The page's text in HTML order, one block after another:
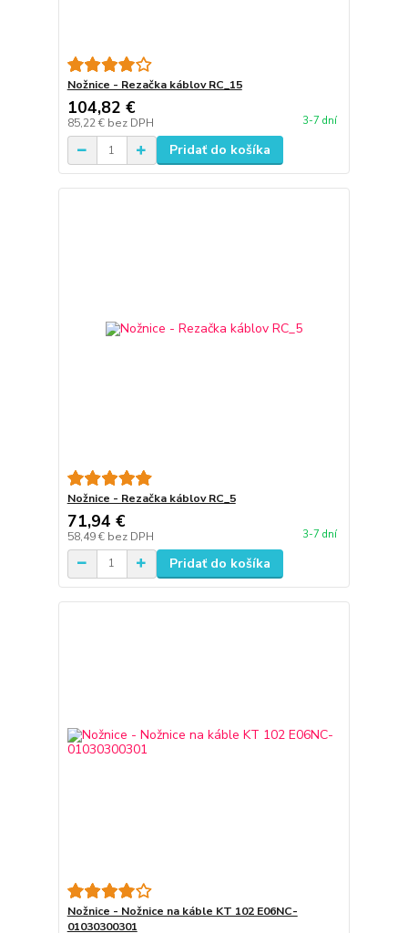
Nožnice - Rezačka káblov RC_15
104,82 €
85,22 € bez DPH 3-7 dní
Pridať do košíka
Nožnice - Rezačka káblov RC_5
71,94 €
58,49 € bez DPH 3-7 dní
Pridať do košíka
Nožnice - Nožnice na káble KT 102 E06NC-
01030300301